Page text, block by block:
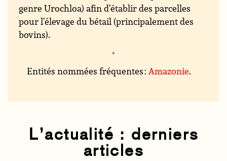
genre Urochloa) afin d’établir des parcelles
pour l’élevage du bétail (principalement des
bovins).
Entités nommées fréquentes :Amazonie.
L’actualité : derniers
articles